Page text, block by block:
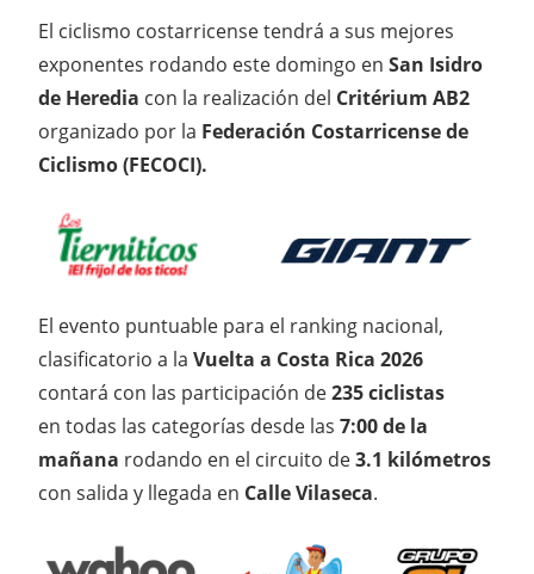
El ciclismo costarricense tendrá a sus mejores
exponentes rodando este domingo en San Isidro
de Heredia con la realización del Critérium AB2
organizado por la Federación Costarricense de
Ciclismo (FECOCI).
El evento puntuable para el ranking nacional,
clasificatorio a la Vuelta a Costa Rica 2026
contará con las participación de235 ciclistas
en todas las categorías desde las 7:00 de la
mañana rodando en el circuito de3.1 kilómetros
con salida y llegada en Calle Vilaseca.